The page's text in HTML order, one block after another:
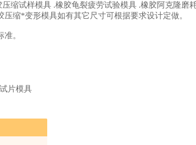
缩试样模具 .橡胶龟裂疲劳试验模具 .橡胶阿克隆磨
橡胶压缩*变形模具如有其它尺寸可根据要
。
片模具